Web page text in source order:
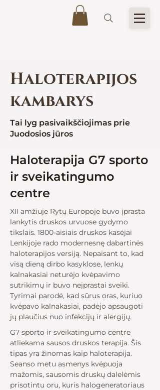
Haloterapijos
kambarys
Tai lyg pasivaikščiojimas prie
Juodosios jūros
Haloterapija G7 sporto
ir sveikatingumo
centre
XII amžiuje Rytų Europoje buvo įprasta
lankytis druskos urvuose gydymo
tikslais. 1800-aisiais druskos kasėjai
Lenkijoje rado modernesnę dabartinės
haloterapijos versiją. Nepaisant to, kad
visą dieną dirbo kasyklose, lenkų
kalnakasiai neturėjo kvėpavimo
sutrikimų ir buvo neįprastai sveiki.
Tyrimai parodė, kad sūrus oras, kuriuo
kvėpavo kalnakasiai, padėjo apsaugoti
jų plaučius nuo infekcijų ir alergijų. ​
​G7 sporto ir sveikatingumo centre
atliekama sausos druskos terapija. Šis
tipas yra žinomas kaip haloterapija.
Seanso metu asmenys kvėpuoja
mažomis, sausomis druskų dalelėmis
prisotintu oru, kuris halogeneratoriaus